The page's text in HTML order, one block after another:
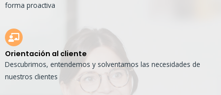
forma proactiva
Orientación al cliente
Descubrimos, entendemos y solventamos las necesidades de
nuestros clientes